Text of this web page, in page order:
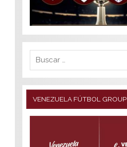
VENEZUELA FÚTBOL GROUP